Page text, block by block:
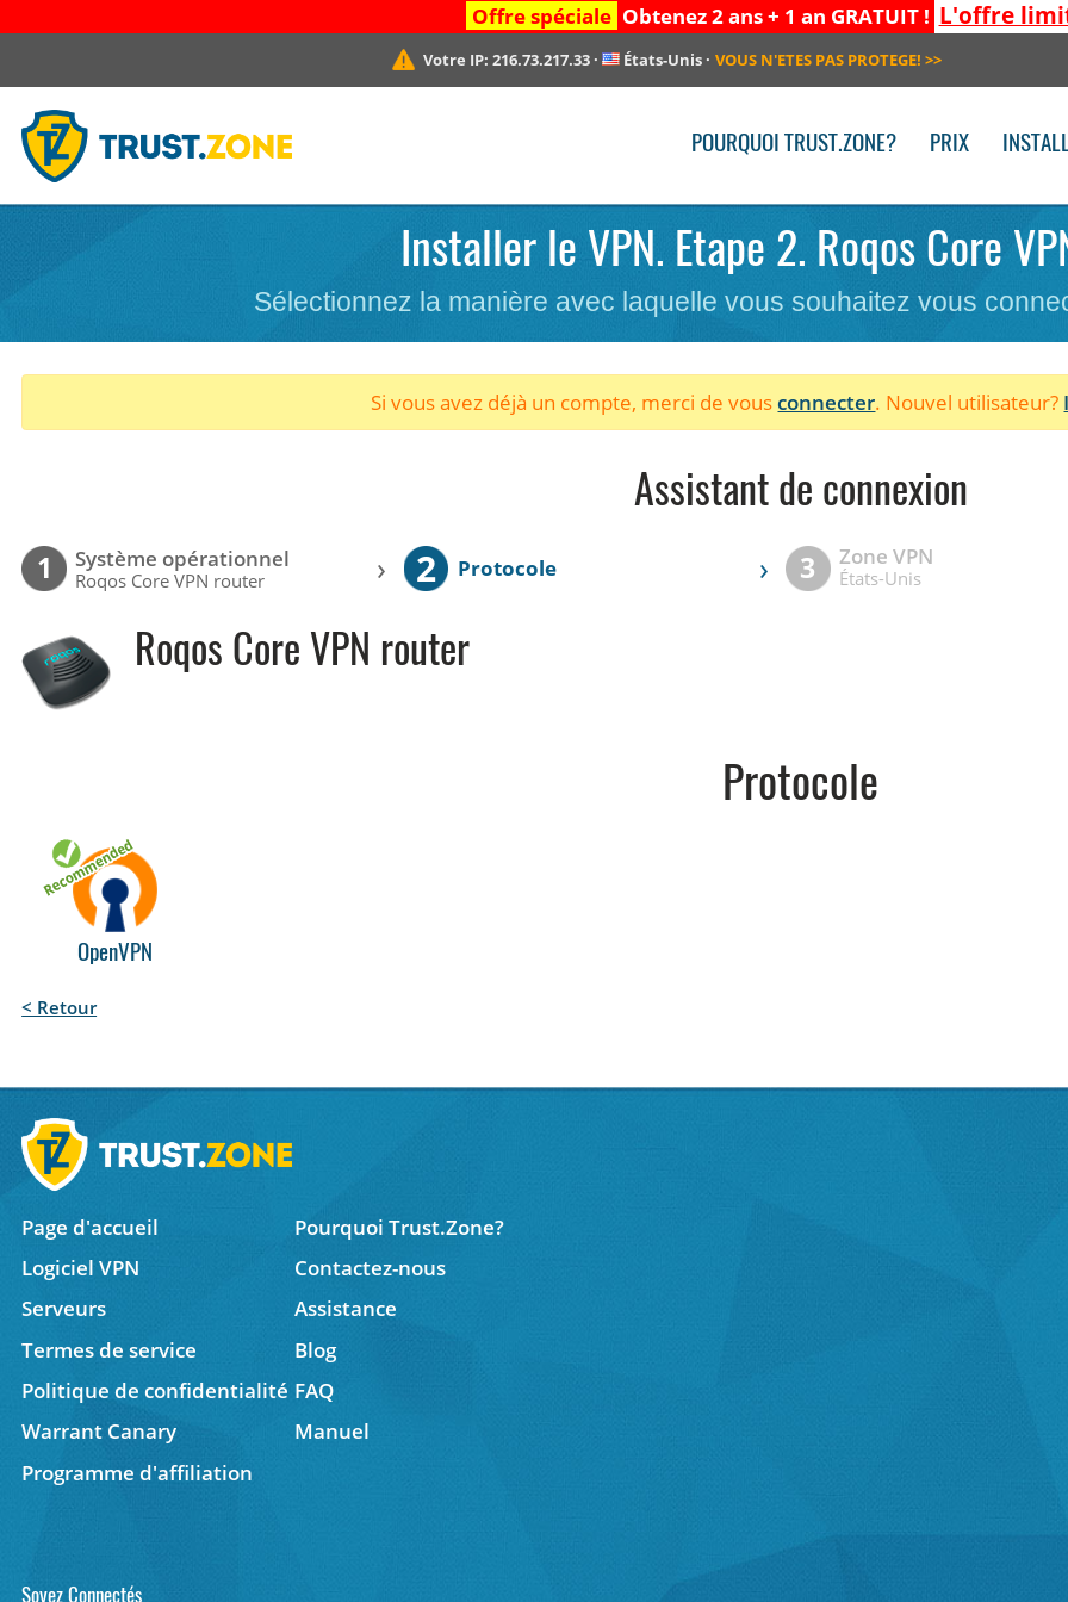
Offre spéciale Obtenez 2 ans + 1 an GRATUIT ! L'offre
Votre IP:216.73.217.33 · États-Unis · VOUS N'ETES PAS PROTEGE! >>
POURQUOI TRUST.ZONE? PRIX
Installer le VPN. Etape 2. Roqos Core
Sélectionnez la manière avec laquelle vous souhaitez vous
Si vous avez déjà un compte, merci de vousconnecter. Nouvel utilisateur?
Assistant de connexion
1 Système opérationnel
Roqos Core VPN router › 2 Protocole › 3 Zone VPN
États-Unis
Roqos Core VPN router
Protocole
OpenVPN
< Retour
Page d'accueil
Pourquoi Trust.Zone?
Logiciel VPN
Contactez-nous
Serveurs
Assistance
Termes de service
Blog
Politique de confidentialité FAQ
Warrant Canary
Manuel
Programme d'affiliation
Soyez Connectés